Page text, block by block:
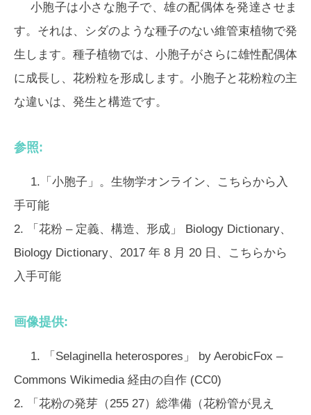
小胞子は小さな胞子で、雄の配偶体を発達させま
す。それは、シダのような種子のない維管束植物で発
生します。種子植物では、小胞子がさらに雄性配偶体
に成長し、花粉粒を形成します。小胞子と花粉粒の主
な違いは、発生と構造です。
参照:
1.「小胞子」。生物学オンライン、こちらから入
手可能
2. 「花粉 – 定義、構造、形成」 Biology Dictionary、
Biology Dictionary、2017 年 8 月 20 日、こちらから
入手可能
画像提供:
1. 「Selaginella heterospores」 by AerobicFox –
Commons Wikimedia 経由の自作 (CC0)
2. 「花粉の発芽（255 27）総準備（花粉管が見え